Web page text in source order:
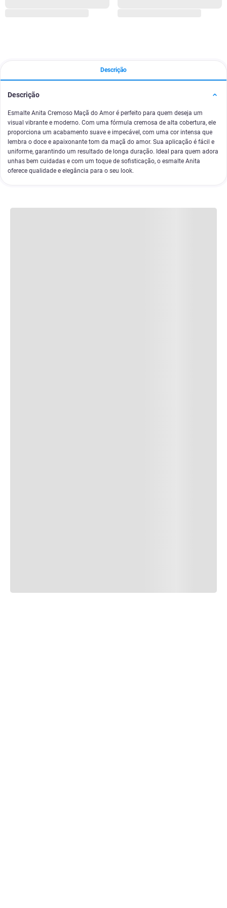
Descrição
Descrição
Esmalte Anita Cremoso Maçã do Amor é perfeito para quem deseja um
visual vibrante e moderno. Com uma fórmula cremosa de alta cobertura, ele
proporciona um acabamento suave e impecável, com uma cor intensa que
lembra o doce e apaixonante tom da maçã do amor. Sua aplicação é fácil e
uniforme, garantindo um resultado de longa duração. Ideal para quem adora
unhas bem cuidadas e com um toque de sofisticação, o esmalte Anita
oferece qualidade e elegância para o seu look.